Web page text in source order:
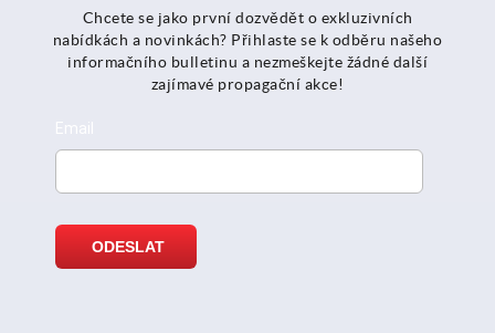
Chcete se jako první dozvědět o exkluzivních
nabídkách a novinkách? Přihlaste se k odběru našeho
informačního bulletinu a nezmeškejte žádné další
zajímavé propagační akce!